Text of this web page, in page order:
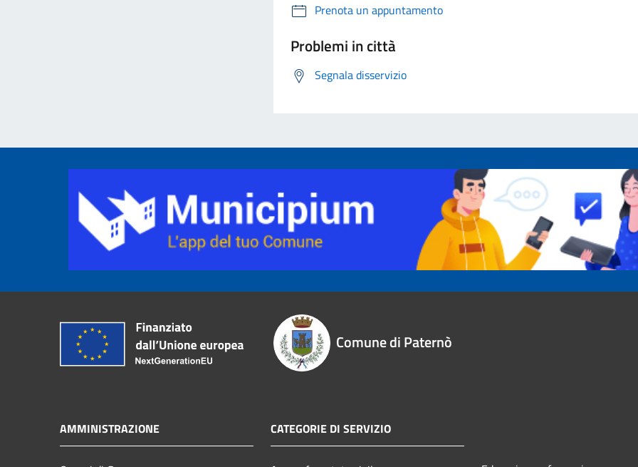
Prenota un appuntamento
Problemi in città
Segnala disservizio
Comune di Paternò
AMMINISTRAZIONE CATEGORIE DI SERVIZIO